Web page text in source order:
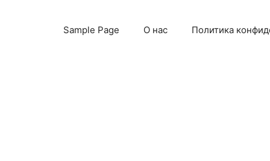
Sample Page О нас Политика